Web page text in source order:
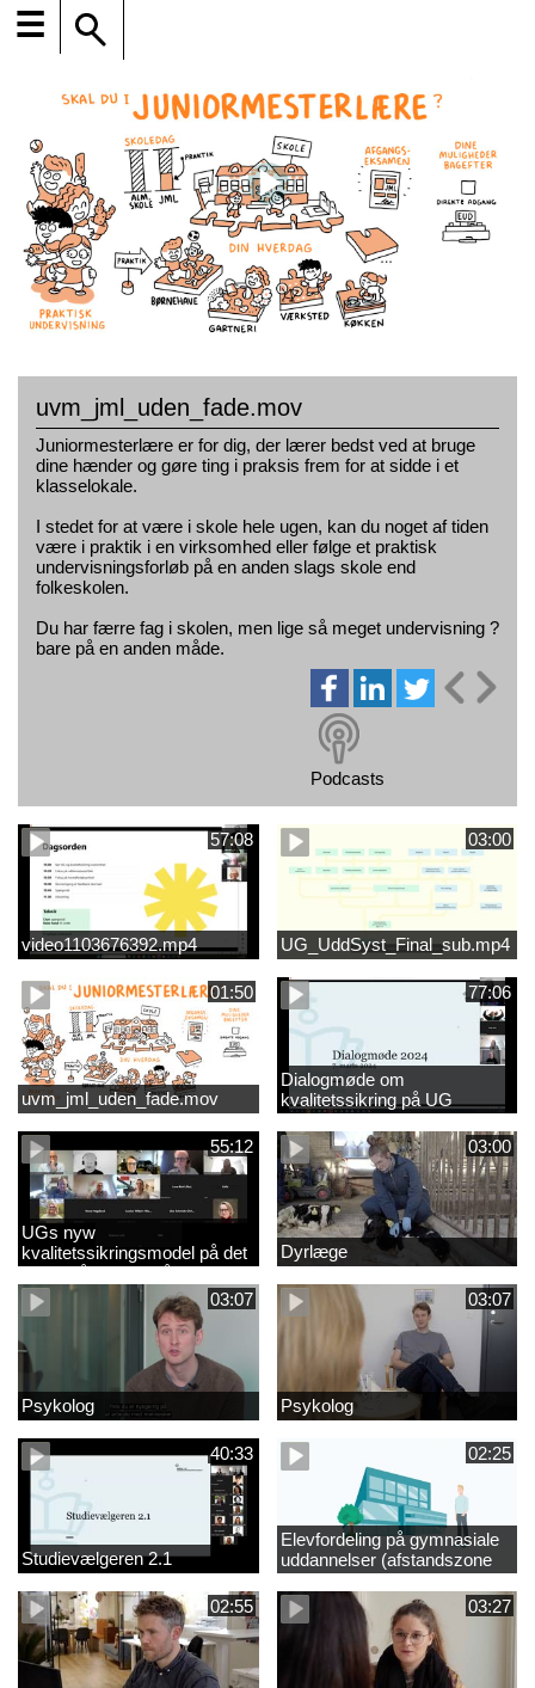
☰
uvm_jml_uden_fade.mov
Juniormesterlære er for dig, der lærer bedst ved at bruge
dine hænder og gøre ting i praksis frem for at sidde i et
klasselokale.
I stedet for at være i skole hele ugen, kan du noget af tiden
være i praktik i en virksomhed eller følge et praktisk
undervisningsforløb på en anden slags skole end
folkeskolen.
Du har færre fag i skolen, men lige så meget undervisning ?
bare på en anden måde.
Podcasts
57:08
video1103676392.mp4
03:00
UG_UddSyst_Final_sub.mp4
01:50
uvm_jml_uden_fade.mov
77:06
Dialogmøde om
kvalitetssikring på UG
55:12
UGs nyw
kvalitetssikringsmodel på det
videregående område
03:00
Dyrlæge
03:07
Psykolog
03:07
Psykolog
40:33
Studievælgeren 2.1
02:25
Elevfordeling på gymnasiale
uddannelser (afstandszone
redigeret)
02:55
03:27